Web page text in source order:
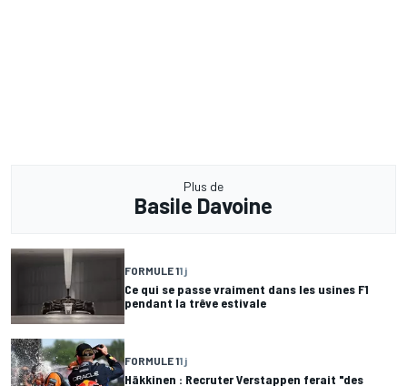
Plus de
Basile Davoine
FORMULE 11 j
Ce qui se passe vraiment dans les usines F1
pendant la trêve estivale
FORMULE 11 j
Häkkinen : Recruter Verstappen ferait "des